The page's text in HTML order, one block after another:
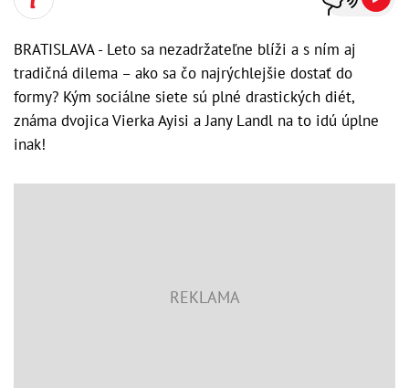
BRATISLAVA - Leto sa nezadržateľne blíži a s ním aj
tradičná dilema – ako sa čo najrýchlejšie dostať do
formy? Kým sociálne siete sú plné drastických diét,
známa dvojica Vierka Ayisi a Jany Landl na to idú úplne
inak!